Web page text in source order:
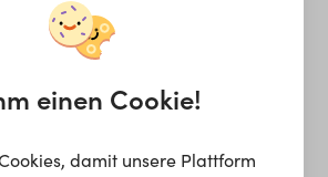
Seite nicht
gefunden.
einen Cookie!
damit unsere Plattform